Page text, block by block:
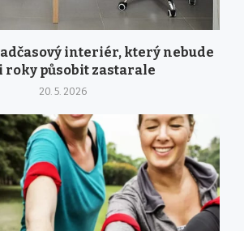
interiér, který nebude
roky působit zastarale
20. 5. 2026